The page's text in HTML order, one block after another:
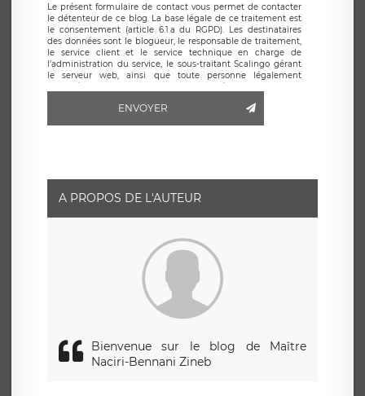
Le présent formulaire de contact vous permet de contacter
le détenteur de ce blog. La base légale de ce traitement est
le consentement (article 6.1.a du RGPD). Les destinataires
des données sont le blogueur, le responsable de traitement,
le service client et le service technique en charge de
l’administration du service, le sous-traitant Scalingo gérant
le serveur web, ainsi que toute personne légalement
autorisée. Le formulaire de contact à destination du
basé en France et offrant des
clauses de protection
limitation du traitement relatif à vos données à caractère
données. Vous pouvez exercer ces droits auprès du délégué
de traitement est la société LÉGAVOX, sis 9 rue Léopold
Sédar Senghor, joignable à l’adresse mail :
responsabledetraitement@legavox.fr. Vous avez également
le droit d’introduire une réclamation auprès d’une autorité
ENVOYER
A PROPOS DE L'AUTEUR
Bienvenue sur le blog de Maître
Naciri-Bennani Zineb